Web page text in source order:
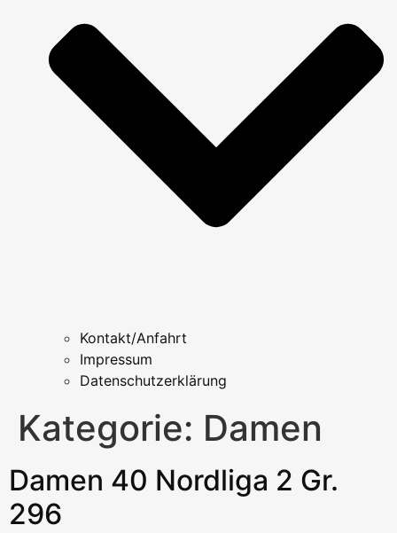
Kontakt/Anfahrt
Impressum
Datenschutzerklärung
Kategorie: Damen
Damen 40 Nordliga 2 Gr.
296